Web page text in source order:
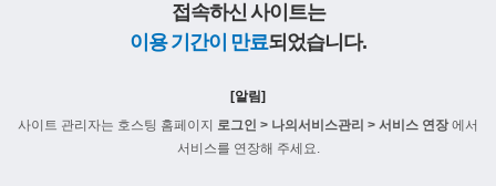
접속하신 사이트는
이용 기간이 만료되었습니다.
[알림]
사이트 관리자는 호스팅 홈페이지 로그인 > 나의서비스관리 > 서비스 연장에서
서비스를 연장해 주세요.